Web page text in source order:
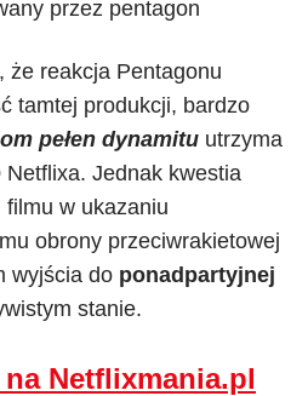
że reakcja Pentagonu
tamtej produkcji, bardzo
pełen dynamitu utrzyma
Jednak kwestia
filmu w ukazaniu
obrony przeciwrakietowej
wyjścia do ponadpartyjnej
stanie.
Netflixmania.pl